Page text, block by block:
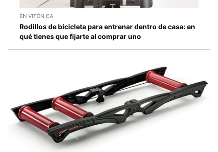
EN VITÓNICA
Rodillos de bicicleta para entrenar dentro de casa: en
qué tienes que fijarte al comprar uno